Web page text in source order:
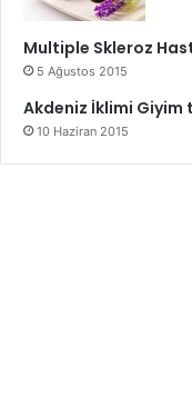
Multiple Skleroz
5 Ağustos 2015
Akdeniz İklimi Giyim
10 Haziran 2015